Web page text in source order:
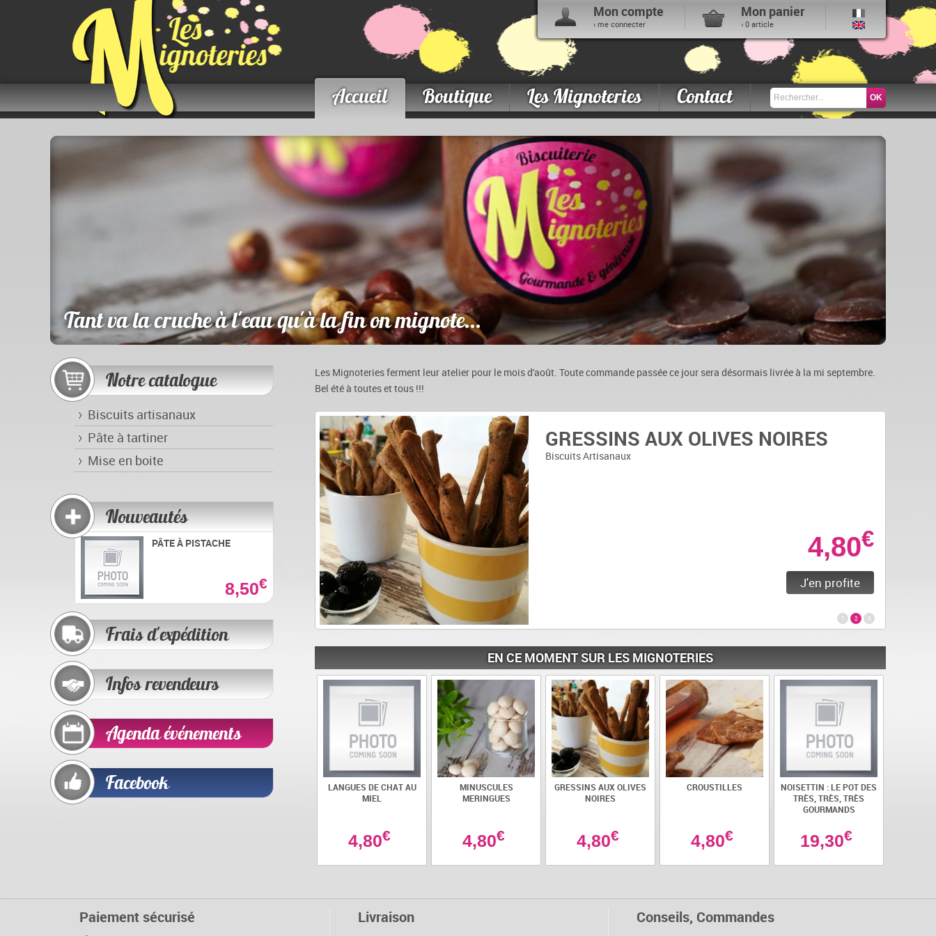
Mon compte
› me connecter
Mon panier
› 0 article
Accueil Boutique Les Mignoteries Contact
Tant va la cruche à l'eau qu'à la fin on mignote...
Notre catalogue
Biscuits artisanaux
Pâte à tartiner
Mise en boite
Nouveautés
PÂTE À PISTACHE
8,50€
Frais d'expédition
Infos revendeurs
Agenda événements
Facebook
Les Mignoteries ferment leur atelier pour le mois d'août. Toute commande passée ce jour sera désormais livrée à la mi septembre.
Bel été à toutes et tous !!!
MINUSCULES MERINGUES
Biscuits Artisanaux
4,80€
J'en profite
GRESSINS AUX OLIVES NOIRES
Biscuits Artisanaux
4,80€
J'en profite
CROUSTILLES
Biscuits Artisanaux
4,80€
J'en profite
1 2 3
EN CE MOMENT SUR LES MIGNOTERIES
LANGUES DE CHAT AU
MIEL
4,80€
MINUSCULES
MERINGUES
4,80€
GRESSINS AUX OLIVES
NOIRES
4,80€
CROUSTILLES
4,80€
NOISETTIN : LE POT DES
TRÈS, TRÈS, TRÈS
GOURMANDS
19,30€
Paiement sécurisé Livraison
Conseils, Commandes